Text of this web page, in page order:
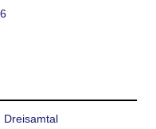
Dreisamtal